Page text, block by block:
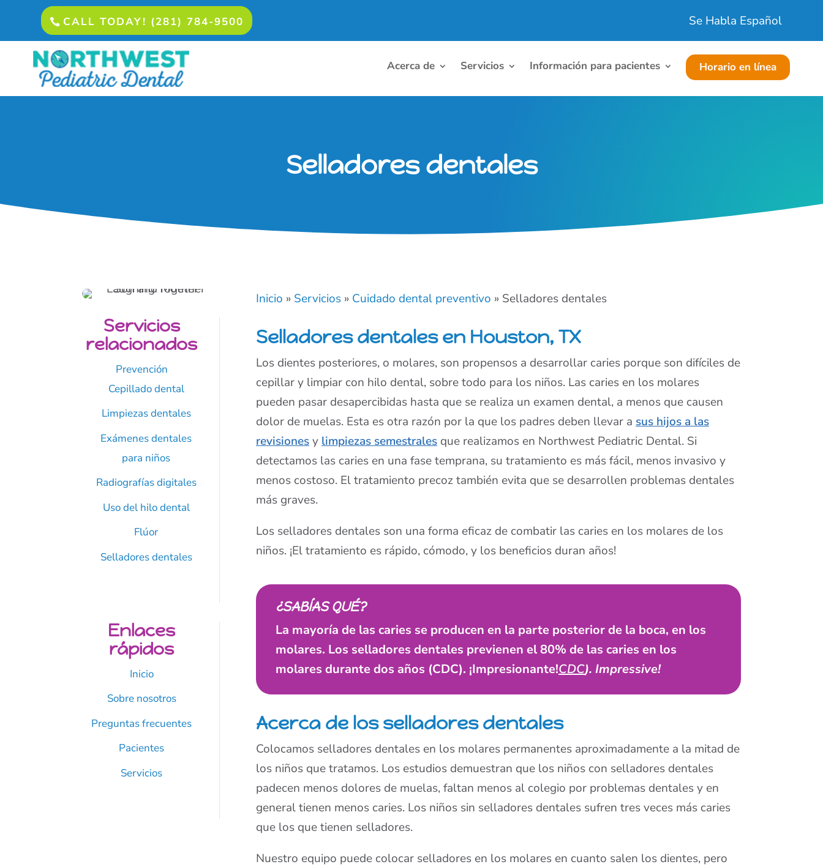
CALL TODAY! (281) 784-9500 Se Habla Español
Acerca de Servicios Información para pacientes Horario en línea
Selladores dentales
Servicios
relacionados
Prevención
Cepillado dental
Limpiezas dentales
Exámenes dentales
para niños
Radiografías digitales
Uso del hilo dental
Flúor
Selladores dentales
Enlaces
rápidos
Inicio
Sobre nosotros
Preguntas frecuentes
Pacientes
Servicios
Inicio » Servicios » Cuidado dental preventivo » Selladores dentales
Selladores dentales en Houston, TX
Los dientes posteriores, o molares, son propensos a desarrollar caries porque son difíciles de
cepillar y limpiar con hilo dental, sobre todo para los niños. Las caries en los molares
pueden pasar desapercibidas hasta que se realiza un examen dental, a menos que causen
dolor de muelas. Esta es otra razón por la que los padres deben llevar a sus hijos a las
revisionesy limpiezas semestralesque realizamos en Northwest Pediatric Dental. Si
detectamos las caries en una fase temprana, su tratamiento es más fácil, menos invasivo y
menos costoso. El tratamiento precoz también evita que se desarrollen problemas dentales
más graves.
Los selladores dentales son una forma eficaz de combatir las caries en los molares de los
niños. ¡El tratamiento es rápido, cómodo, y los beneficios duran años!
¿SABÍAS QUÉ?
La mayoría de las caries se producen en la parte posterior de la boca, en los
molares. Los selladores dentales previenen el 80% de las caries en los
molares durante dos años (CDC). ¡Impresionante!CDC). Impressive!
Acerca de los selladores dentales
Colocamos selladores dentales en los molares permanentes aproximadamente a la mitad de
los niños que tratamos. Los estudios demuestran que los niños con selladores dentales
padecen menos dolores de muelas, faltan menos al colegio por problemas dentales y en
general tienen menos caries. Los niños sin selladores dentales sufren tres veces más caries
que los que tienen selladores.
Nuestro equipo puede colocar selladores en los molares en cuanto salen los dientes, pero